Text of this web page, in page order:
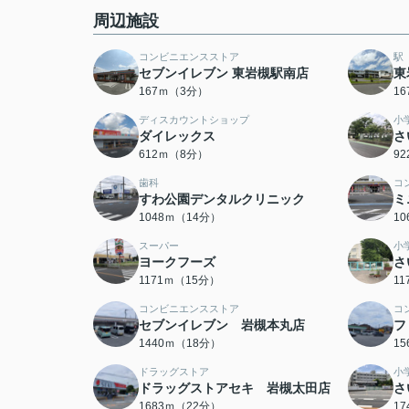
周辺施設
コンビニエンスストア
セブンイレブン 東岩槻駅南店
167ｍ（3分）
駅
東
ディスカウントショップ
ダイレックス
612ｍ（8分）
小
歯科
すわ公園デンタルクリニック
1048ｍ（14分）
コ
スーパー
ヨークフーズ
1171ｍ（15分）
小
コンビニエンスストア
セブンイレブン 岩槻本丸店
1440ｍ（18分）
コ
ドラッグストア
ドラッグストアセキ 岩槻太田店
1683ｍ（22分）
小